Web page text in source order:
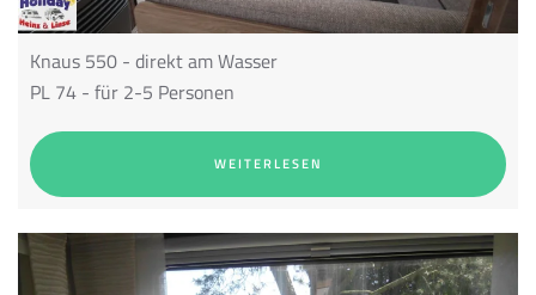
Knaus 550 - direkt am Wasser
PL 74 - für 2-5 Personen
WEITERLESEN